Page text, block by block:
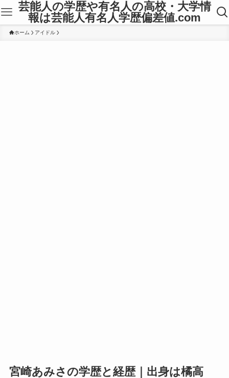
芸能人の学歴や有名人の高校・大学情
報は芸能人有名人学歴偏差値.com
ホーム アイドル
宮崎あみさの学歴と経歴｜出身は橘高